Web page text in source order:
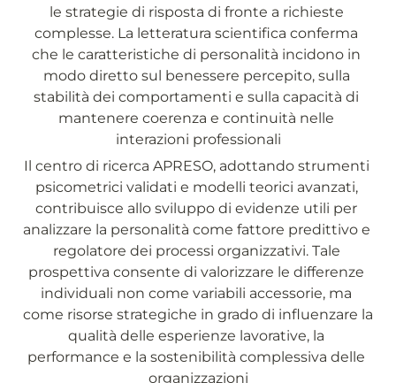
le strategie di risposta di fronte a richieste
complesse. La letteratura scientifica conferma
che le caratteristiche di personalità incidono in
modo diretto sul benessere percepito, sulla
stabilità dei comportamenti e sulla capacità di
mantenere coerenza e continuità nelle
interazioni professionali
Il centro di ricerca APRESO, adottando strumenti
psicometrici validati e modelli teorici avanzati,
contribuisce allo sviluppo di evidenze utili per
analizzare la personalità come fattore predittivo e
regolatore dei processi organizzativi. Tale
prospettiva consente di valorizzare le differenze
individuali non come variabili accessorie, ma
come risorse strategiche in grado di influenzare la
qualità delle esperienze lavorative, la
performance e la sostenibilità complessiva delle
organizzazioni